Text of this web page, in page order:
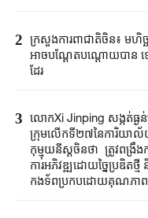
2 ក្រសួងការពាជាតិចិន៖ មហិ
អាចបណ្តែតបណ្តោយបាន ទ
ដែរ
3 លោកXi Jinping សង្កត់ធ្ង
ក្រុមលើកទី២៧នៃការិយាល័
កុម្មុយនីស្តចិនថា​ ត្រូវពង្រឹង​
ការអភិវឌ្ឍដោយ​ច្នៃប្រឌិតថ្មី
កងទ័ពប្រកបដោយគុណភាព